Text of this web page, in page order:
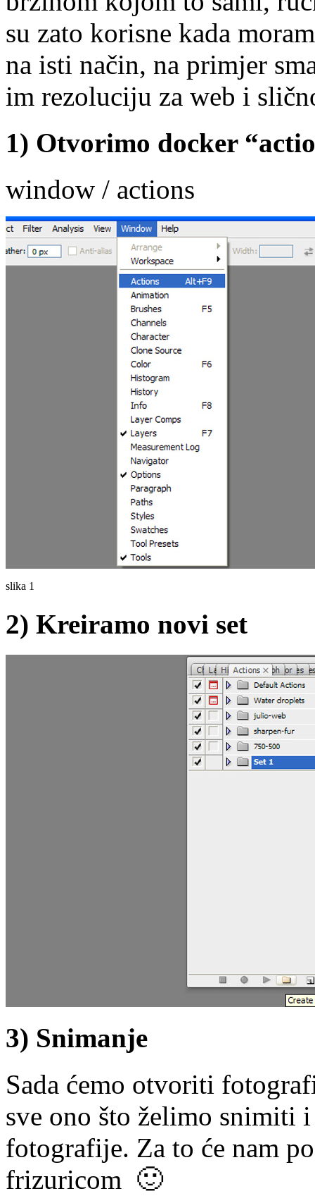
su zato korisne kada
na isti način, na primjer
im rezoluciju za web i
1) Otvorimo docker
window / actions
slika 1
2) Kreiramo novi set
3) Snimanje
Sada ćemo otvoriti
sve ono što želimo snimiti
fotografije. Za to će nam
frizuricom 🙂